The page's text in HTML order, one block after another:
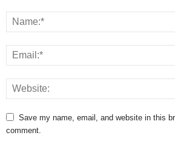
Save my name, email, and website in this
comment.